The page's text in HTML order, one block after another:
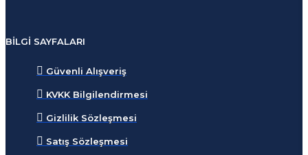
BILGI SAYFALARI
Güvenli Alışveriş
KVKK Bilgilendirmesi
Gizlilik Sözleşmesi
Satış Sözleşmesi